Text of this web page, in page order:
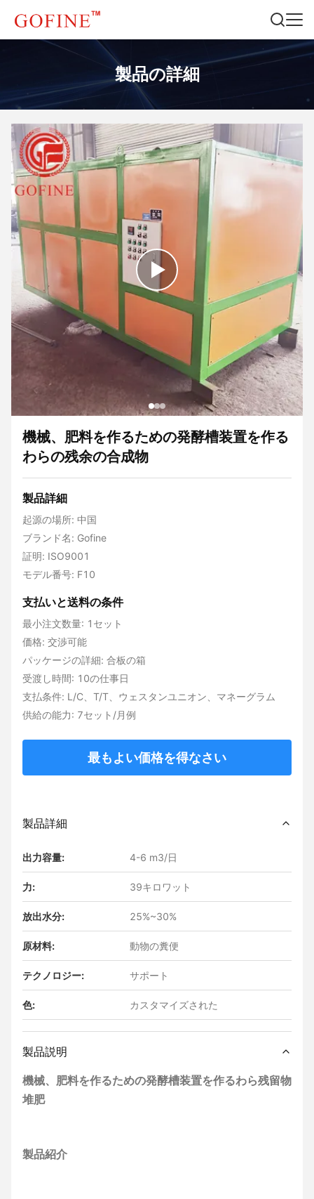
製品の詳細
機械、肥料を作るための発酵槽装置を作る
わらの残余の合成物
製品詳細
起源の場所: 中国
ブランド名: Gofine
証明: ISO9001
モデル番号: F10
支払いと送料の条件
最小注文数量: 1セット
価格: 交渉可能
パッケージの詳細: 合板の箱
受渡し時間: 10の仕事日
支払条件: L/C、T/T、ウェスタンユニオン、マネーグラム
供給の能力: 7セット/月例
最もよい価格を得なさい
製品詳細
出力容量: 4-6 m3/日
力: 39キロワット
放出水分: 25%~30%
原材料: 動物の糞便
テクノロジー: サポート
色: カスタマイズされた
製品説明
機械、肥料を作るための発酵槽装置を作るわら残留物
堆肥
製品紹介